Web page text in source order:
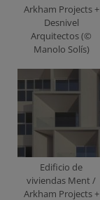
Arkham Projects +
Desnivel
Arquitectos (©
Manolo Solís)
Edificio de
viviendas Ment /
Arkham Projects +